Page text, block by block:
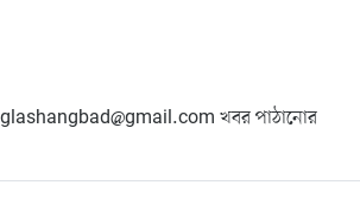
খবর পাঠানোর